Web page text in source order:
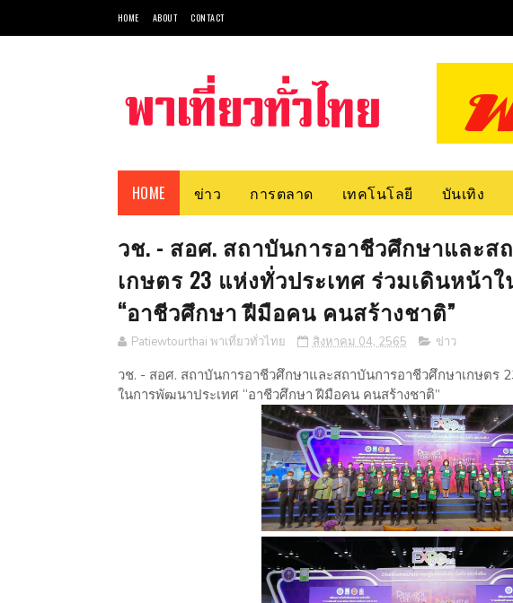
HOME ABOUT CONTACT
HOME ข่าว การตลาด เทคโนโลยี บันเทิง
วช. - สอศ. สถาบันการอาชีวศึกษาและส
เกษตร 23 แห่งทั่วประเทศ ร่วมเดินหน้า
“อาชีวศึกษา ฝีมือคน คนสร้างชาติ”
Patiewtourthai พาเที่ยวทั่วไทย สิงหาคม 04, 2565 ข่าว
วช. - สอศ. สถาบันการอาชีวศึกษาและสถาบันการอาชีวศึกษาเกษตร
ในการพัฒนาประเทศ “อาชีวศึกษา ฝีมือคน คนสร้างชาติ”